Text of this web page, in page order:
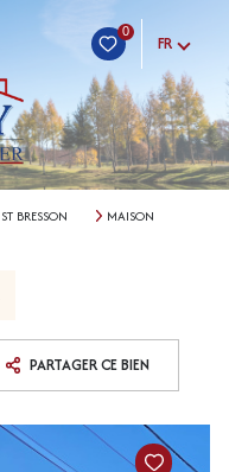
0
FR
ST BRESSON MAISON
PARTAGER CE BIEN